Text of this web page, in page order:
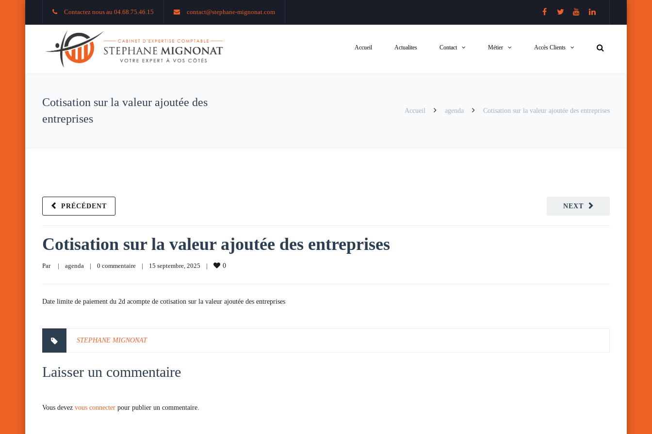
Contactez nous au 04.68.75.46.15 contact@stephane-mignonat.com
Accueil Actualites Contact Métier Accès Clients
Cotisation sur la valeur ajoutée des
entreprises
Accueil agenda Cotisation sur la valeur ajoutée des entreprises
NEXT
PRÉCÉDENT
Cotisation sur la valeur ajoutée des entreprises
Par | agenda | 0 commentaire | 15 septembre, 2025 | 0
Date limite de paiement du 2d acompte de cotisation sur la valeur ajoutée des entreprises
STEPHANE MIGNONAT
Laisser un commentaire
Vous devez vous connecter pour publier un commentaire.